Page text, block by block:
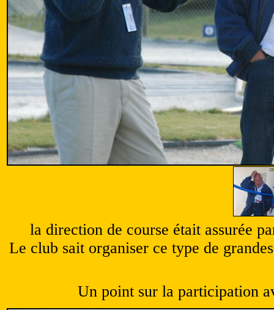
la direction de course était assurée
Le club sait organiser ce type de
Un point sur la participation